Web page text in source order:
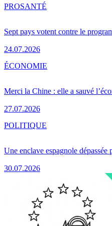
Sept pays votent contre le
24.07.2026
PROSANTÉ
Merci la Chine : elle a sauvé
27.07.2026
ÉCONOMIE
Une enclave espagnole
30.07.2026
POLITIQUE